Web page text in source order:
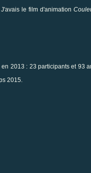
le film d'animation
, en 2013 : 23 participants et 93
2015.